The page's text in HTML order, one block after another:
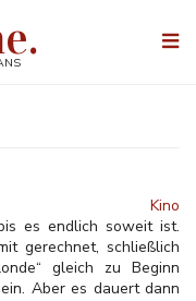
Kino
es endlich soweit ist.
gerechnet, schließlich
gleich zu Beginn
Aber es dauert dann